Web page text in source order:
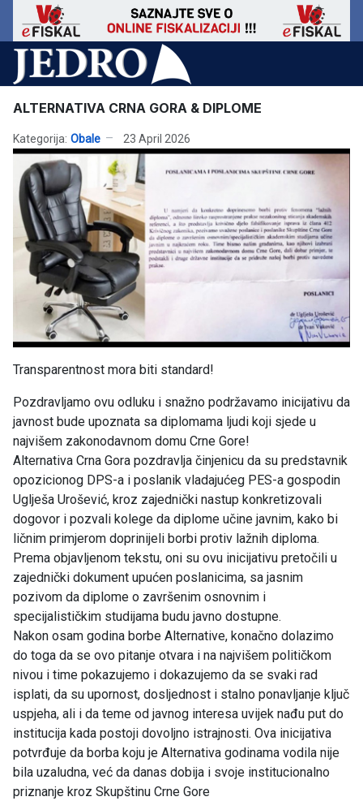
ALTERNATIVA CRNA GORA & DIPLOME
Kategorija: Obale 23 April 2026
Transparentnost mora biti standard!
Pozdravljamo ovu odluku i snažno podržavamo inicijativu da
javnost bude upoznata sa diplomama ljudi koji sjede u
najvišem zakonodavnom domu Crne Gore!
Alternativa Crna Gora pozdravlja činjenicu da su predstavnik
opozicionog DPS-a i poslanik vladajućeg PES-a gospodin
Uglješa Urošević, kroz zajednički nastup konkretizovali
dogovor i pozvali kolege da diplome učine javnim, kako bi
ličnim primjerom doprinijeli borbi protiv lažnih diploma.
Prema objavljenom tekstu, oni su ovu inicijativu pretočili u
zajednički dokument upućen poslanicima, sa jasnim
pozivom da diplome o završenim osnovnim i
specijalističkim studijama budu javno dostupne.
Nakon osam godina borbe Alternative, konačno dolazimo
do toga da se ovo pitanje otvara i na najvišem političkom
nivou i time pokazujemo i dokazujemo da se svaki rad
isplati, da su upornost, dosljednost i stalno ponavljanje ključ
uspjeha, ali i da teme od javnog interesa uvijek nađu put do
institucija kada postoji dovoljno istrajnosti. Ova inicijativa
potvrđuje da borba koju je Alternativa godinama vodila nije
bila uzaludna, već da danas dobija i svoje institucionalno
priznanje kroz Skupštinu Crne Gore